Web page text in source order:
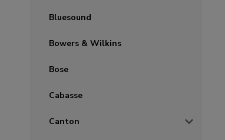
Bluesound
Bowers & Wilkins
Bose
Cabasse
Canton